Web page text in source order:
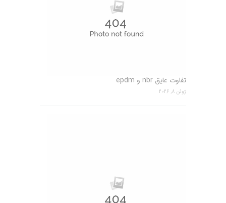
تفاوت عایق nbr و epdm
ژوئن 8, 2026